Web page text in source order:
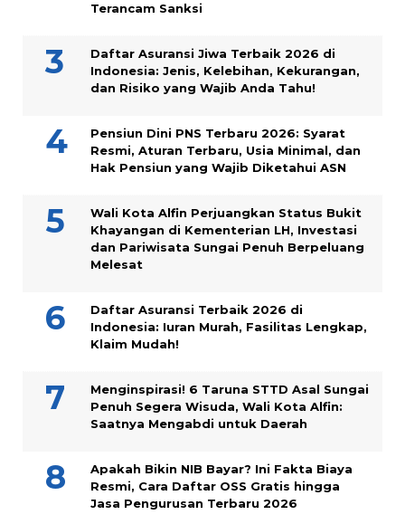
Terancam Sanksi
Daftar Asuransi Jiwa Terbaik 2026 di
Indonesia: Jenis, Kelebihan, Kekurangan,
dan Risiko yang Wajib Anda Tahu!
Pensiun Dini PNS Terbaru 2026: Syarat
Resmi, Aturan Terbaru, Usia Minimal, dan
Hak Pensiun yang Wajib Diketahui ASN
Wali Kota Alfin Perjuangkan Status Bukit
Khayangan di Kementerian LH, Investasi
dan Pariwisata Sungai Penuh Berpeluang
Melesat
Daftar Asuransi Terbaik 2026 di
Indonesia: Iuran Murah, Fasilitas Lengkap,
Klaim Mudah!
Menginspirasi! 6 Taruna STTD Asal Sungai
Penuh Segera Wisuda, Wali Kota Alfin:
Saatnya Mengabdi untuk Daerah
Apakah Bikin NIB Bayar? Ini Fakta Biaya
Resmi, Cara Daftar OSS Gratis hingga
Jasa Pengurusan Terbaru 2026